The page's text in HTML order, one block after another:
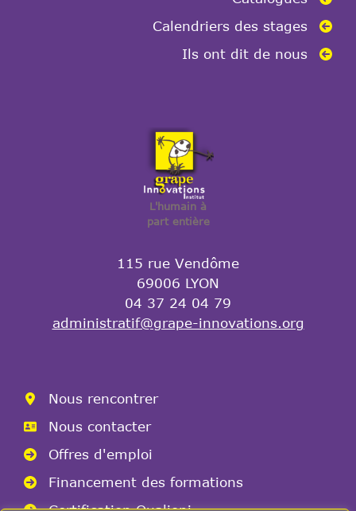
Calendriers des stages
Ils ont dit de nous
L'humain à
part entière
115 rue Vendôme
69006 LYON
04 37 24 04 79
administratif@grape-innovations.org
Nous rencontrer
Nous contacter
Offres d'emploi
Financement des formations